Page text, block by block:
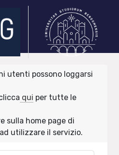
utenti possono loggarsi
qui per tutte le
sulla home page di
utilizzare il servizio.